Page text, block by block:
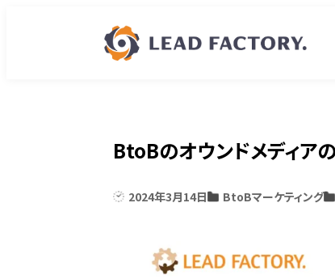
BtoBのオウンドメディア
2024年3月14日 BtoBマーケティング